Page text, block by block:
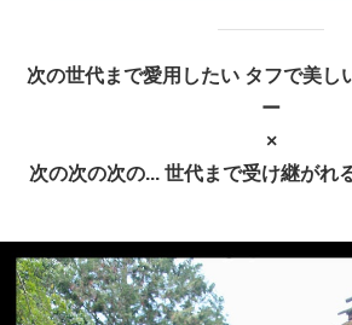
次の世代まで愛用したい タフで美し
ー
×
次の次の次の... 世代まで受け継がれ